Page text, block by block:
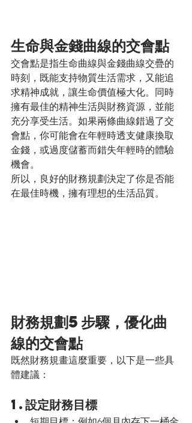
生命與金錢曲線的交會點
交會點是指生命曲線與金錢曲線交疊的
時刻，既能支持物質生活需求，又能追
求精神成就，讓生命價值極大化。同時
擁有最佳的精神生活與財務資源，並能
充分享受生活。如果兩條曲線錯過了交
會點，你可能會在年輕時透支健康換取
金錢，或過度儲蓄而錯失年輕時的體驗
機會。
所以，良好的財務規劃決定了你是否能
在最佳時機，擁有理想的生活品質。
財務規劃5步驟，優化曲
線的交會點
既然財務規畫這麼重要，以下是一些具
體建議：
1.設定財務目標